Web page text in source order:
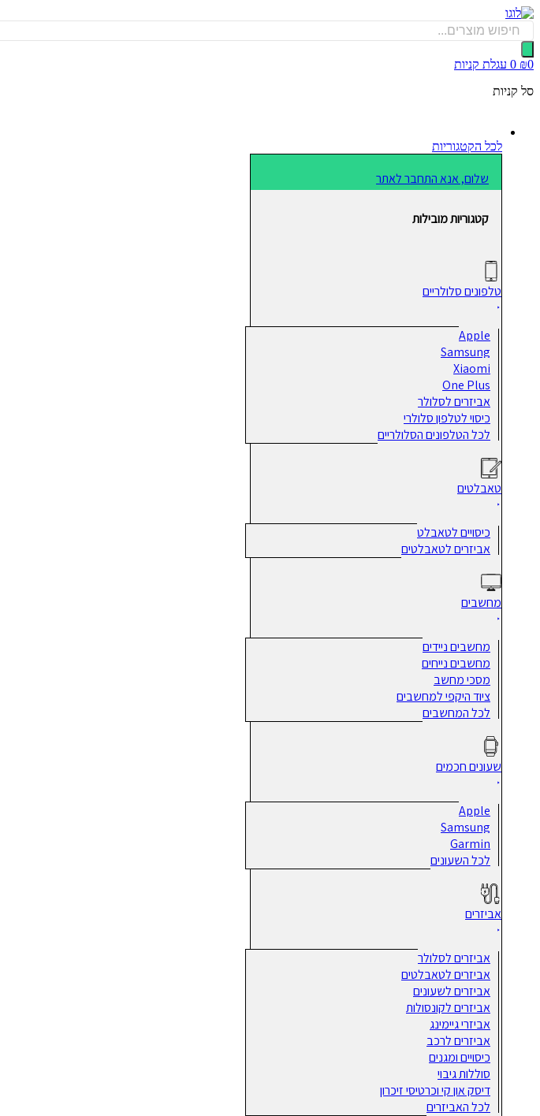
דלג
לתוכן
Products
search
₪0
0 עגלת קניות
סל קניות
לכל הקטגוריות
שלום, אנא התחבר לאתר
קטגוריות מובילות
טלפונים סלולריים
Apple
Samsung
Xiaomi
One Plus
אביזרים לסלולר
כיסוי לטלפון סלולרי
לכל הטלפונים הסלולריים
טאבלטים
כיסויים לטאבלט
אביזרים לטאבלטים
מחשבים
מחשבים ניידים
מחשבים נייחים
מסכי מחשב
ציוד היקפי למחשבים
לכל המחשבים
שעונים חכמים
Apple
Samsung
Garmin
לכל השעונים
אביזרים
אביזרים לסלולר
אביזרים לטאבלטים
אביזרים לשעונים
אביזרים לקונסולות
אביזרי גיימינג
אביזרים לרכב
כיסויים ומגנים
סוללות גיבוי
דיסק און קי וכרטיסי זיכרון
לכל האביזרים